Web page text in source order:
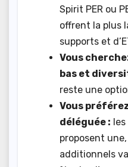
Spirit PER ou
offrent la plus
supports et
Vous
bas et
reste une
Vous
déléguée :
proposent
additionnels